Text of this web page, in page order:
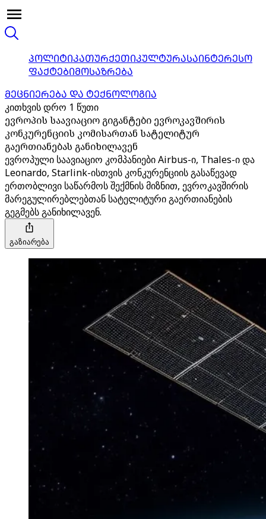
ᲞᲝᲚᲘᲢᲘᲙᲐᲗᲣᲠᲥᲔᲗᲘᲙᲣᲚᲢᲣᲠᲐᲡᲐᲘᲜᲢᲔᲠᲔᲡᲝ
ᲤᲐᲥᲢᲔᲑᲘᲛᲝᲡᲐᲖᲠᲔᲑᲐ
ᲛᲔᲪᲜᲘᲔᲠᲔᲑᲐ ᲓᲐ ᲢᲔᲥᲜᲝᲚᲝᲒᲘᲐ
კითხვის დრო 1 წუთი
ევროპის საავიაციო გიგანტები ევროკავშირის
კონკურენციის კომისართან სატელიტურ
გაერთიანებას განიხილავენ
ევროპული საავიაციო კომპანიები Airbus-ი, Thales-ი და
Leonardo, Starlink-ისთვის კონკურენციის გასაწევად
ერთობლივი საწარმოს შექმნის მიზნით, ევროკავშირის
მარეგულირებლებთან სატელიტური გაერთიანების
გეგმებს განიხილავენ.
გაზიარება